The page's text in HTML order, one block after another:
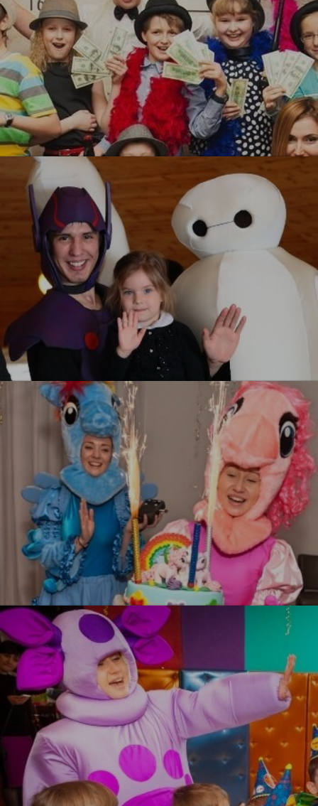
УЗНАТЬ БОЛЬШЕ
Гангстеры
УЗНАТЬ БОЛЬШЕ
Город Героев
УЗНАТЬ БОЛЬШЕ
Литл Пони